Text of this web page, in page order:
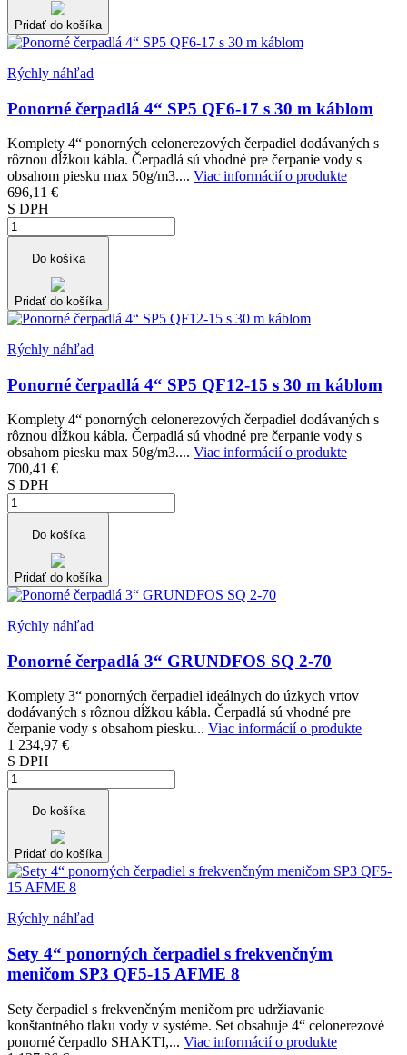
Pridať do košíka
Rýchly náhľad
Ponorné čerpadlá 4“ SP5 QF6-17 s 30 m káblom
Komplety 4“ ponorných celonerezových čerpadiel dodávaných s
rôznou dĺžkou kábla. Čerpadlá sú vhodné pre čerpanie vody s
obsahom piesku max 50g/m3.... Viac informácií o produkte
696,11 €
S DPH
Do košíka
Pridať do košíka
Rýchly náhľad
Ponorné čerpadlá 4“ SP5 QF12-15 s 30 m káblom
Komplety 4“ ponorných celonerezových čerpadiel dodávaných s
rôznou dĺžkou kábla. Čerpadlá sú vhodné pre čerpanie vody s
obsahom piesku max 50g/m3.... Viac informácií o produkte
700,41 €
S DPH
Do košíka
Pridať do košíka
Rýchly náhľad
Ponorné čerpadlá 3“ GRUNDFOS SQ 2-70
Komplety 3“ ponorných čerpadiel ideálnych do úzkych vrtov
dodávaných s rôznou dĺžkou kábla. Čerpadlá sú vhodné pre
čerpanie vody s obsahom piesku... Viac informácií o produkte
1 234,97 €
S DPH
Do košíka
Pridať do košíka
Rýchly náhľad
Sety 4“ ponorných čerpadiel s frekvenčným
meničom SP3 QF5-15 AFME 8
Sety čerpadiel s frekvenčným meničom pre udržiavanie
konštantného tlaku vody v systéme. Set obsahuje 4“ celonerezové
ponorné čerpadlo SHAKTI,... Viac informácií o produkte